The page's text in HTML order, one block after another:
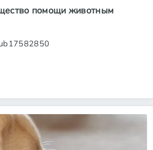
помощи животным